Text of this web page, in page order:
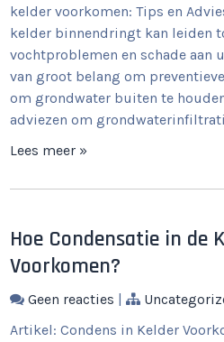
kelder voorkomen: Tips en
kelder binnendringt kan leiden
vochtproblemen en schade aan
van groot belang om
om grondwater buiten te
adviezen om
Lees meer »
Hoe Condensatie in de
Voorkomen?
Geen reacties |
Artikel: Condens in Kelder